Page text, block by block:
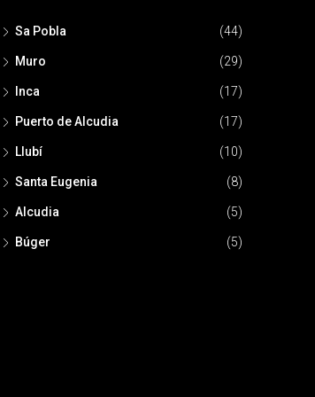
Sa Pobla (44)
Muro (29)
Inca (17)
Puerto de Alcudia (17)
Llubí (10)
Santa Eugenia (8)
Alcudia (5)
Búger (5)